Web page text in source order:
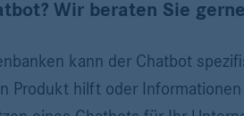
Wir beraten Sie gerne
kann der Chatbot
Produkt hilft oder